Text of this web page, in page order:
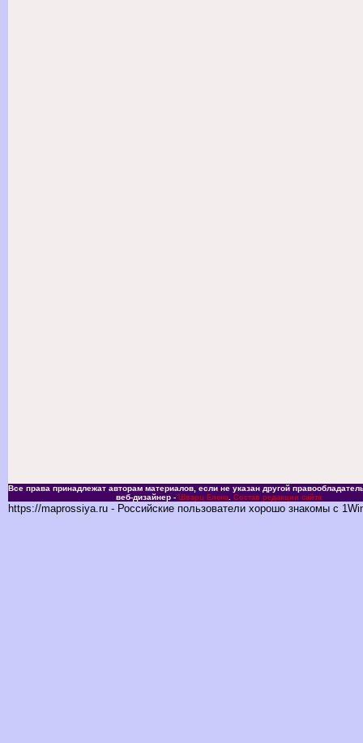
Все права принадлежат авторам материалов, если не указан другой
веб-дизайнер - Шварц Елена. Состав редакции сайта
https://maprossiya.ru - Российские пользователи хорошо знакомы с